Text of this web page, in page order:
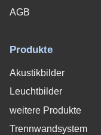
AGB
Produkte
Akustikbilder
Leuchtbilder
weitere Produkte
Trennwandsystem